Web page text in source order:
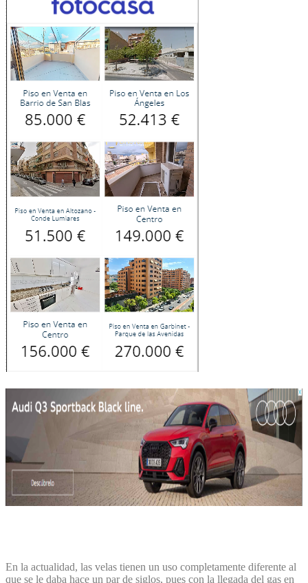
En la actualidad, las velas tienen un uso completamente diferente al
que se le daba hace un par de siglos, pues con la llegada del gas en